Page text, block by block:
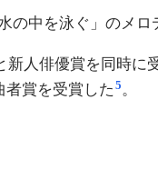
の中を泳ぐ」のメロ
新人俳優賞を同時に
賞を受賞した 5。